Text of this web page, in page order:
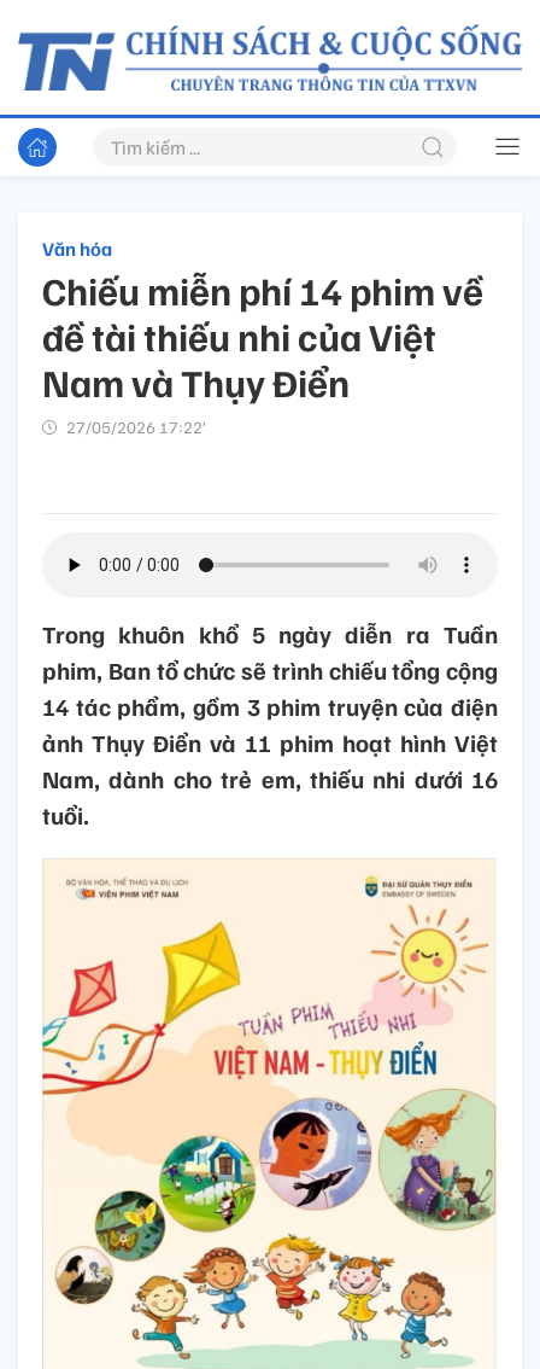
Văn hóa
Chiếu miễn phí 14 phim về
đề tài thiếu nhi của Việt
Nam và Thụy Điển
27/05/2026 17:22’
Trong khuôn khổ 5 ngày diễn ra Tuần
phim, Ban tổ chức sẽ trình chiếu tổng cộng
14 tác phẩm, gồm 3 phim truyện của điện
ảnh Thụy Điển và 11 phim hoạt hình Việt
Nam, dành cho trẻ em, thiếu nhi dưới 16
tuổi.